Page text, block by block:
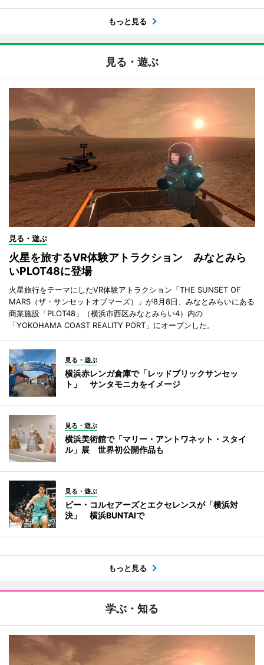
もっと見る
見る・遊ぶ
見る・遊ぶ
火星を旅するVR体験アトラクション みなとみら
いPLOT48に登場
火星旅行をテーマにしたVR体験アトラクション「THE SUNSET OF
MARS（ザ・サンセットオブマーズ）」が8月8日、みなとみらいにある
商業施設「PLOT48」（横浜市西区みなとみらい4）内の
「YOKOHAMA COAST REALITY PORT」にオープンした。
見る・遊ぶ
横浜赤レンガ倉庫で「レッドブリックサンセッ
ト」 サンタモニカをイメージ
見る・遊ぶ
横浜美術館で「マリー・アントワネット・スタイ
ル」展 世界初公開作品も
見る・遊ぶ
ビー・コルセアーズとエクセレンスが「横浜対
決」 横浜BUNTAIで
もっと見る
学ぶ・知る